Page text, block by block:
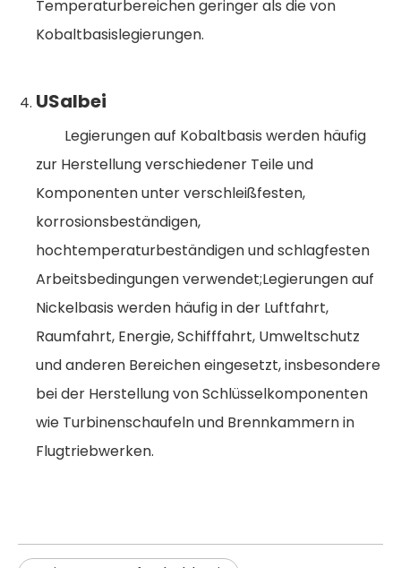
Temperaturbereichen geringer als die von
Kobaltbasislegierungen.
USalbei
Legierungen auf Kobaltbasis werden häufig
zur Herstellung verschiedener Teile und
Komponenten unter verschleißfesten,
korrosionsbeständigen,
hochtemperaturbeständigen und schlagfesten
Arbeitsbedingungen verwendet;Legierungen auf
Nickelbasis werden häufig in der Luftfahrt,
Raumfahrt, Energie, Schifffahrt, Umweltschutz
und anderen Bereichen eingesetzt, insbesondere
bei der Herstellung von Schlüsselkomponenten
wie Turbinenschaufeln und Brennkammern in
Flugtriebwerken.